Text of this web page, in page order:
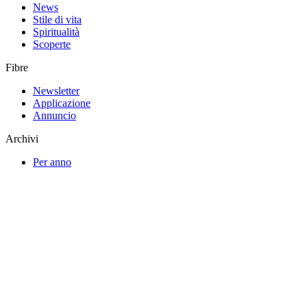
News
Stile di vita
Spiritualità
Scoperte
Fibre
Newsletter
Applicazione
Annuncio
Archivi
Per anno